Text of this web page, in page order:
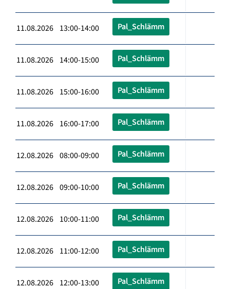
11.08.2026 13:00-14:00 Pal_Schlämm
11.08.2026 14:00-15:00 Pal_Schlämm
11.08.2026 15:00-16:00 Pal_Schlämm
11.08.2026 16:00-17:00 Pal_Schlämm
12.08.2026 08:00-09:00 Pal_Schlämm
12.08.2026 09:00-10:00 Pal_Schlämm
12.08.2026 10:00-11:00 Pal_Schlämm
12.08.2026 11:00-12:00 Pal_Schlämm
12.08.2026 12:00-13:00 Pal_Schlämm